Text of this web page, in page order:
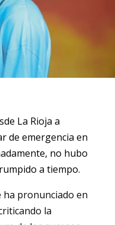
La Rioja a
de emergencia en
no hubo
a tiempo.
ha pronunciado en
la